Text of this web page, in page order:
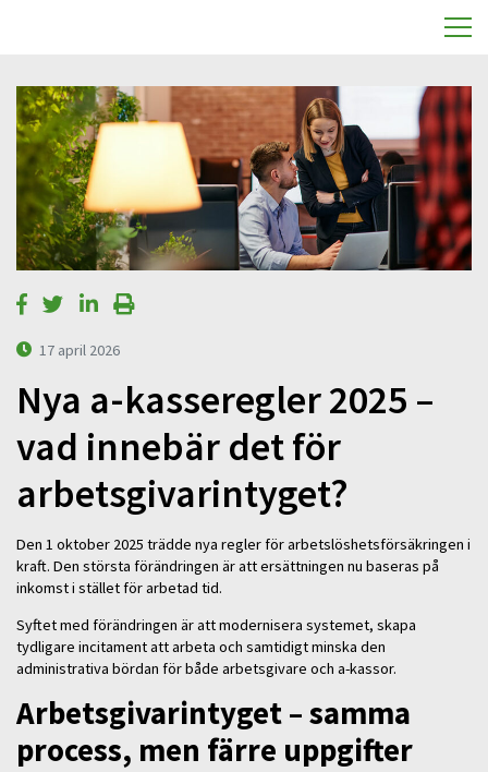
17 april 2026
Nya a-kasseregler 2025 –
vad innebär det för
arbetsgivarintyget?
Den 1 oktober 2025 trädde nya regler för arbetslöshetsförsäkringen i
kraft. Den största förändringen är att ersättningen nu baseras på
inkomst i stället för arbetad tid.
Syftet med förändringen är att modernisera systemet, skapa
tydligare incitament att arbeta och samtidigt minska den
administrativa bördan för både arbetsgivare och a-kassor.
Arbetsgivarintyget – samma
process, men färre uppgifter